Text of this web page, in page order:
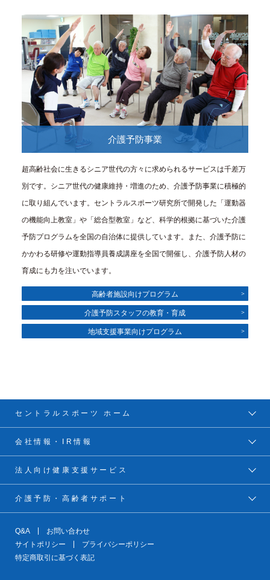
介護予防事業
超高齢社会に生きるシニア世代の方々に求められるサービスは千差万
別です。シニア世代の健康維持・増進のため、介護予防事業に積極的
に取り組んでいます。セントラルスポーツ研究所で開発した「運動器
の機能向上教室」や「総合型教室」など、科学的根拠に基づいた介護
予防プログラムを全国の自治体に提供しています。また、介護予防に
かかわる研修や運動指導員養成講座を全国で開催し、介護予防人材の
育成にも力を注いでいます。
高齢者施設向けプログラム
介護予防スタッフの教育・育成
地域支援事業向けプログラム
セントラルスポーツ ホーム
会社情報・IR情報
法人向け健康支援サービス
介護予防・高齢者サポート
Q&A
お問い合わせ
サイトポリシー
プライバシーポリシー
特定商取引に基づく表記